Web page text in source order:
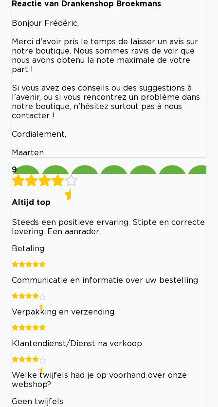
Reactie van Drankenshop Broekmans
Bonjour Frédéric,
Merci d'avoir pris le temps de laisser un avis sur
notre boutique. Nous sommes ravis de voir que
nous avons obtenu la note maximale de votre
part !
Si vous avez des conseils ou des suggestions à
l'avenir, ou si vous rencontrez un problème dans
notre boutique, n'hésitez surtout pas à nous
contacter !
Cordialement,
Maarten
9
Altijd top
Steeds een positieve ervaring. Stipte en correcte
levering. Een aanrader.
Betaling
Communicatie en informatie over uw bestelling
Verpakking en verzending
Klantendienst/Dienst na verkoop
Welke twijfels had je op voorhand over onze
webshop?
Geen twijfels